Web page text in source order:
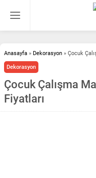
Anasayfa » Dekorasyon » Çocuk
Dekorasyon
Çocuk Çalışma
Fiyatları